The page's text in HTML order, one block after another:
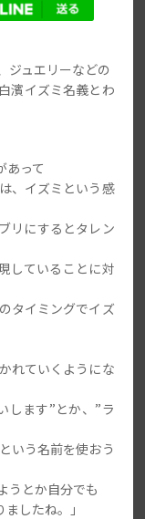
ジュエリーなどの
濱イズミ名義とわ
あって
、イズミという感
リにするとタレン
していることに対
タイミングでイズ
れていくようにな
します”とか、”ラ
いう名前を使おう
うとか自分でも
したね。」